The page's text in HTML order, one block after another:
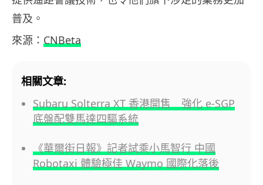
普及。
來源： CNBeta
相關文章:
Subaru Solterra XT 香港開售 強化 e-SGP
底盤配雙馬達四驅系統
《華爾街日報》記者試乘小馬智行 中國
Robotaxi 體驗極佳 Waymo 國際化落後